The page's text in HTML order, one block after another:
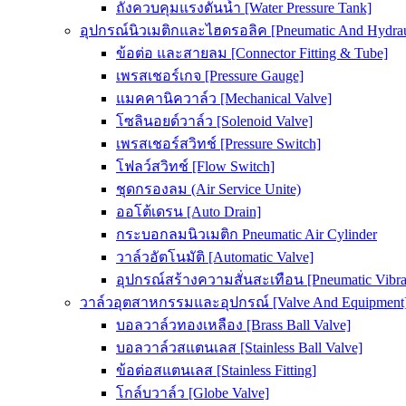
ถังควบคุมแรงดันน้ำ [Water Pressure Tank]
อุปกรณ์นิวเมติกและไฮดรอลิค [Pneumatic And
ข้อต่อ และสายลม [Connector Fitting & Tube]
เพรสเชอร์เกจ [Pressure Gauge]
แมคคานิควาล์ว [Mechanical Valve]
โซลินอยด์วาล์ว [Solenoid Valve]
เพรสเชอร์สวิทช์ [Pressure Switch]
โฟลว์สวิทช์ [Flow Switch]
ชุดกรองลม (Air Service Unite)
ออโต้เดรน [Auto Drain]
กระบอกลมนิวเมติก Pneumatic Air Cylinder
วาล์วอัตโนมัติ [Automatic Valve]
อุปกรณ์สร้างความสั่นสะเทือน [Pneumatic
วาล์วอุตสาหกรรมและอุปกรณ์ [Valve And
บอลวาล์วทองเหลือง [Brass Ball Valve]
บอลวาล์วสแตนเลส [Stainless Ball Valve]
ข้อต่อสแตนเลส [Stainless Fitting]
โกล์บวาล์ว [Globe Valve]